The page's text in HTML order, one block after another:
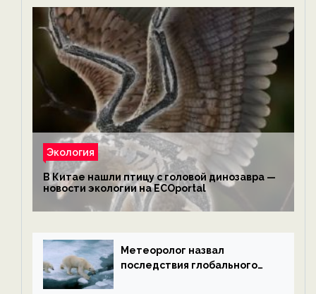
Экология
В Китае нашли птицу с головой динозавра —
новости экологии на ECOportal
Метеоролог назвал
последствия глобального